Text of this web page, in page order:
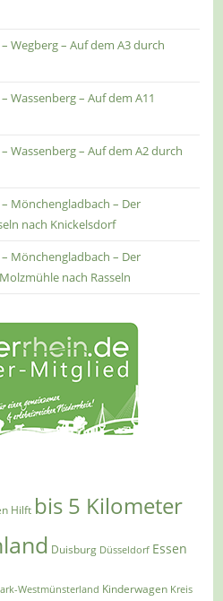
Wegberg – Auf dem A3 durch
Wassenberg – Auf dem A11
Wassenberg – Auf dem A2 durch
Mönchengladbach – Der
nach Knickelsdorf
Mönchengladbach – Der
nach Rasseln
Hilft bis 5 Kilometer
Duisburg Düsseldorf Essen
Westmünsterland Kinderwagen Kreis